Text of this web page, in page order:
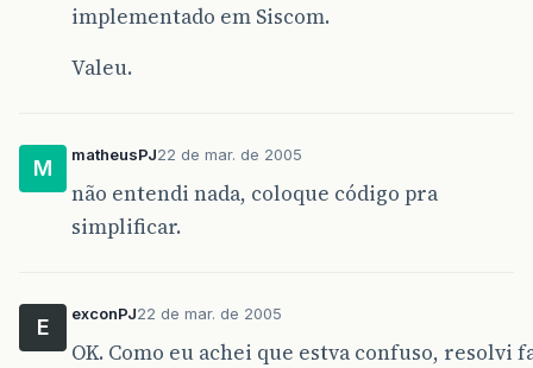
implementado em Siscom.
Valeu.
M
matheusPJ22 de mar. de 2005
não entendi nada, coloque código pra
simplificar.
E
exconPJ22 de mar. de 2005
OK. Como eu achei que estva confuso, resolvi